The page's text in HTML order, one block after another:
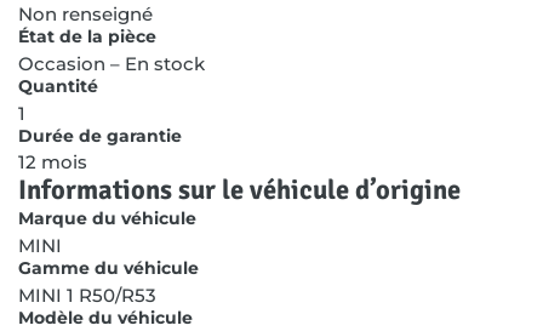
Non renseigné
État de la pièce
Occasion – En stock
Quantité
1
Durée de garantie
12 mois
Informations sur le véhicule d’origine
Marque du véhicule
MINI
Gamme du véhicule
MINI 1 R50/R53
Modèle du véhicule